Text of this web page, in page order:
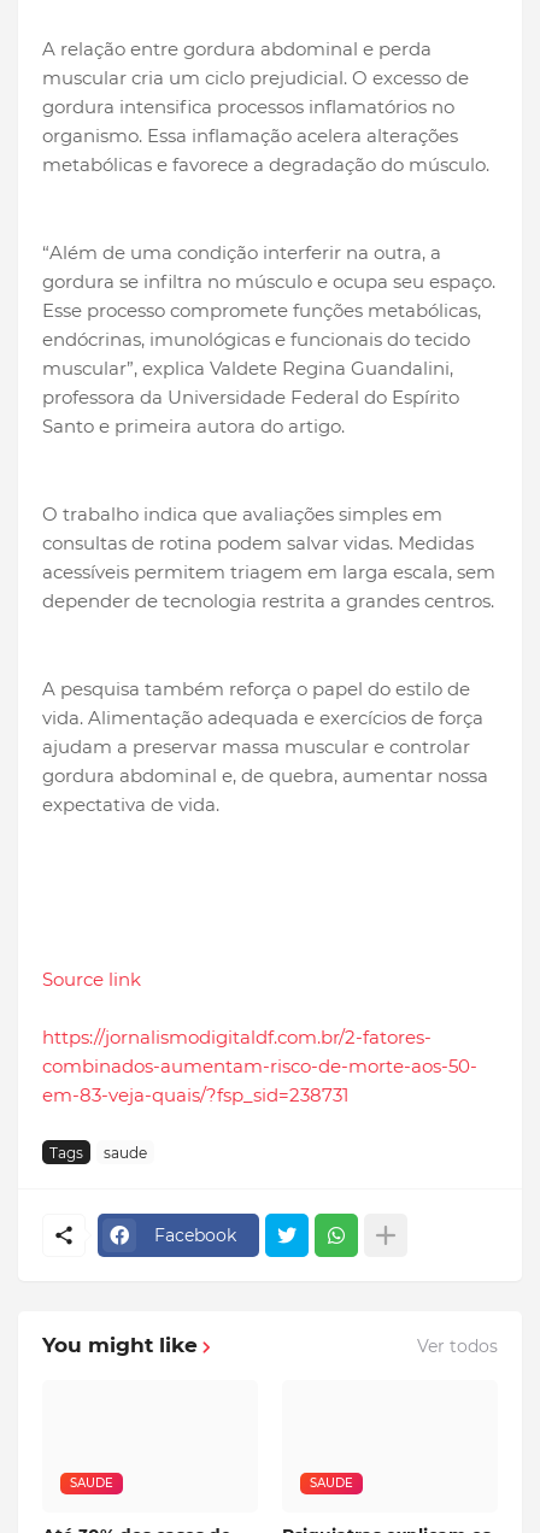
A relação entre gordura abdominal e perda
muscular cria um ciclo prejudicial. O excesso de
gordura intensifica processos inflamatórios no
organismo. Essa inflamação acelera alterações
metabólicas e favorece a degradação do músculo.
“Além de uma condição interferir na outra, a
gordura se infiltra no músculo e ocupa seu espaço.
Esse processo compromete funções metabólicas,
endócrinas, imunológicas e funcionais do tecido
muscular”, explica Valdete Regina Guandalini,
professora da Universidade Federal do Espírito
Santo e primeira autora do artigo.
O trabalho indica que avaliações simples em
consultas de rotina podem salvar vidas. Medidas
acessíveis permitem triagem em larga escala, sem
depender de tecnologia restrita a grandes centros.
A pesquisa também reforça o papel do estilo de
vida. Alimentação adequada e exercícios de força
ajudam a preservar massa muscular e controlar
gordura abdominal e, de quebra, aumentar nossa
expectativa de vida.
Source link
https://jornalismodigitaldf.com.br/2-fatores-
combinados-aumentam-risco-de-morte-aos-50-
em-83-veja-quais/?fsp_sid=238731
Tags saude
Facebook
You might like Ver todos
SAUDE SAUDE